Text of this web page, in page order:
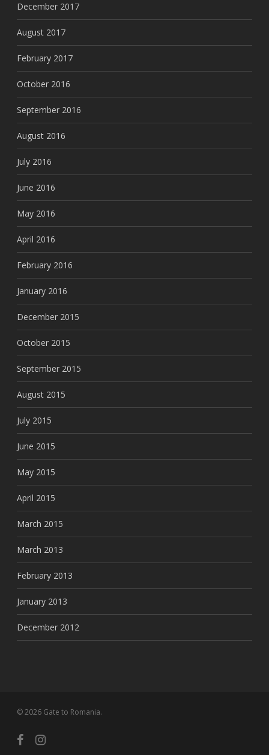
December 2017
August 2017
February 2017
October 2016
September 2016
August 2016
July 2016
June 2016
May 2016
April 2016
February 2016
January 2016
December 2015
October 2015
September 2015
August 2015
July 2015
June 2015
May 2015
April 2015
March 2015
March 2013
February 2013
January 2013
December 2012
© 2026 Gate to Romania.